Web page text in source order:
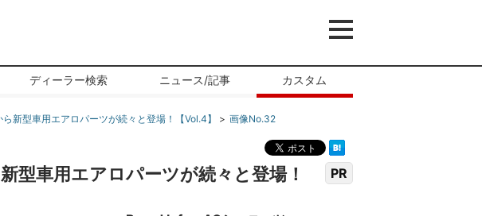
ディーラー検索 ニュース/記事 カスタム
新型車用エアロパーツが続々と登場！【Vol.4】 画像No.32
PR
型車用エアロパーツが続々と登場！